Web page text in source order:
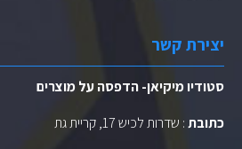
יצירת קשר
סטודיו מיקיאן- הדפסה על מוצרים
כתובת: שדרות לכיש 17, קריית גת